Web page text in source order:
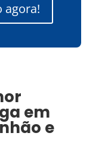
agora!
em
e